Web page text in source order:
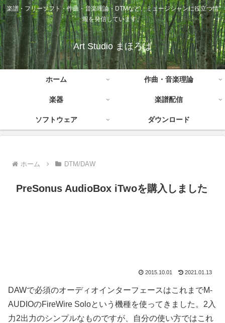
楽譜・フリーソフト・作曲・音楽理論・DTMなど、ミュージシャンに役立つ情
報を発信しています。
Art Studio まほろば
ホーム 作曲・音楽理論
楽器 楽譜配信
ソフトウェア ダウンロード
ホーム DTM/DAW
PreSonus AudioBox iTwoを購入しました
2015.10.01 2021.01.13
DAWで必須のオーディオインターフェースはこれまでM-
AUDIOのFireWire Soloという機種を使ってきました。2入
力2出力のシンプルなものですが、自分の使い方ではこれ